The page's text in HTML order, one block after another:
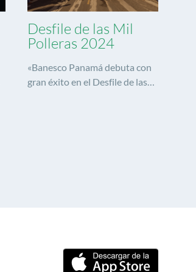
Desfile de las Mil
Polleras 2024
«Banesco Panamá debuta con
gran éxito en el Desfile de las